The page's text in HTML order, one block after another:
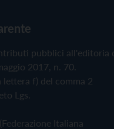
pubblici all'editoria
2017, n. 70.
lettera f) del comma 2
Lgs.
Italiana